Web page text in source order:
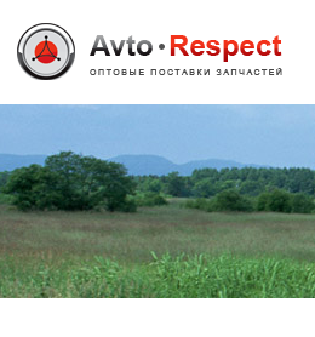
Джапан Авто